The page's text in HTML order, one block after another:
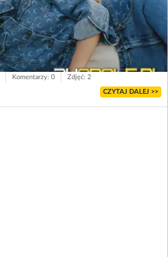
Komentarzy: 0 Zdjęć: 2
CZYTAJ DALEJ >>